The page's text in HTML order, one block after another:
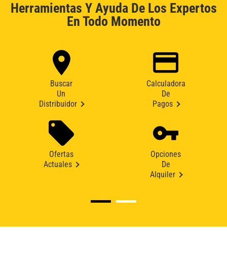
Herramientas Y Ayuda De Los Expertos
En Todo Momento
Buscar
Un
Distribuidor
Calculadora
De
Pagos
Ofertas
Actuales
Opciones
De
Alquiler